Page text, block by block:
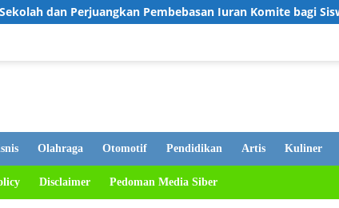
Iuran Komite bagi Siswa Kurang Mampu
Olahraga Otomotif Pendidikan Artis Kuliner
Disclaimer Pedoman Media Siber